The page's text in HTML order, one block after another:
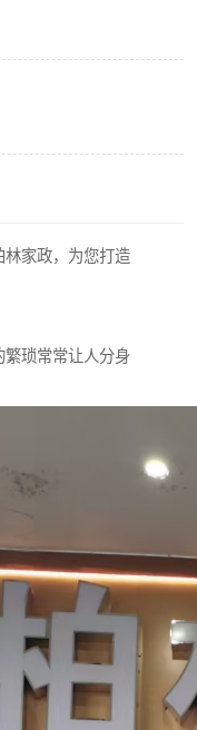
家政，为您打造
繁琐常常让人分身